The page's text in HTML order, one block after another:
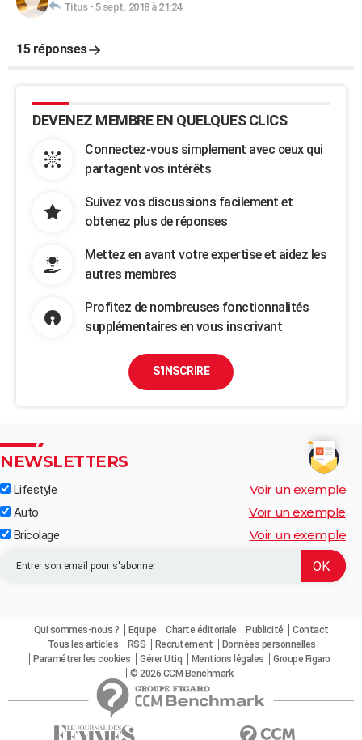
Titus- 5 sept. 2018 à 21:24
15 réponses
DEVENEZ MEMBRE EN QUELQUES CLICS
Connectez-vous simplement avec ceux qui
partagent vos intérêts
Suivez vos discussions facilement et
obtenez plus de réponses
Mettez en avant votre expertise et aidez les
autres membres
Profitez de nombreuses fonctionnalités
supplémentaires en vous inscrivant
S'INSCRIRE
NEWSLETTERS
Lifestyle Voir un exemple
Auto Voir un exemple
Bricolage Voir un exemple
Qui sommes-nous ? Equipe Charte éditoriale Publicité
Contact
Tous les articles
RSS Recrutement
Données personnelles
Paramétrer les cookies
Gérer Utiq Mentions légales
Groupe Figaro
© 2026 CCM Benchmark